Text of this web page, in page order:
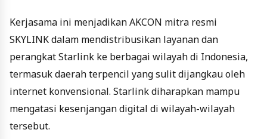
Kerjasama ini menjadikan AKCON mitra resmi
SKYLINK dalam mendistribusikan layanan dan
perangkat Starlink ke berbagai wilayah di Indonesia,
termasuk daerah terpencil yang sulit dijangkau oleh
internet konvensional. Starlink diharapkan mampu
mengatasi kesenjangan digital di wilayah-wilayah
tersebut.